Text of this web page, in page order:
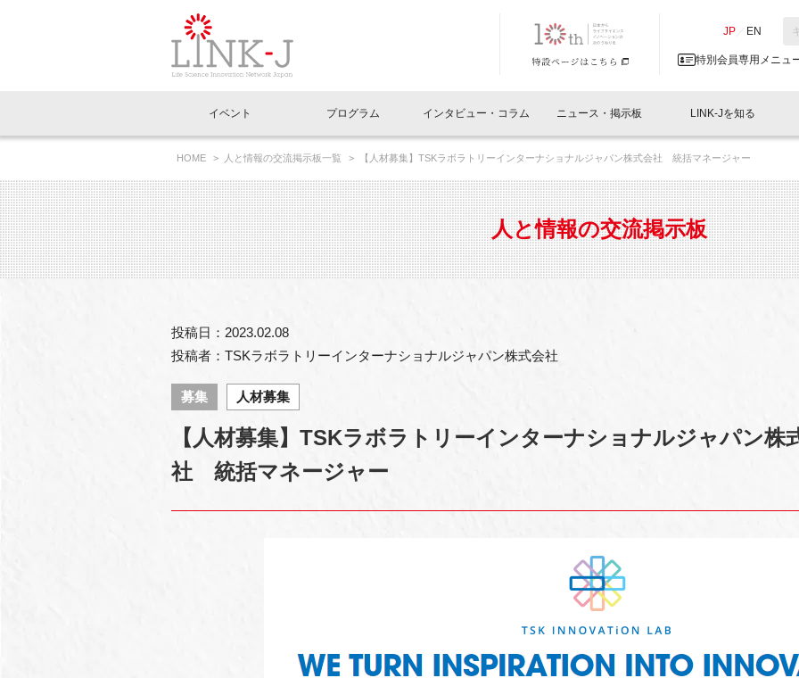
JP EN
特別会員専用メニュ
イベントお知らせメール登録
閉じる
イベント
イベント一覧
LINK-J主催・共催 特別会員開催
LINK-J協賛・協力 出展・参加
イベントレポート一覧
LINK-J主催・共催
LINK-J協賛・協力
プログラム
Out of Box相談室 What's "UNIKORN"？
インタビュー・コラム
インタビュー・コラム一覧
スペシャルインタビュー ベンチャーインタビュー 会報
連載コラム サポーターコラム 日本
ニュース・掲示板
ニュース一覧
トピック プレスリリース
メディア情報 海外関連
協賛・協力
人と情報の交流掲示板一覧
会員プレスリリース
募集
LINK-Jを知る
理事長挨拶 Why in Nihonbashi
国内外連携 サポーター紹介 事業
組織概要 パンフレット GTB
特別会員一覧 特別会員について 入会
専用メニューはこちら
ラウンジ・会議室 オフィス・ラボ 施設
アクセス
HOME 人と情報の交流掲示板一覧 【人材募集】TSKラボラトリーインターナショナルジャパン株式会社 統括マネージャー
人と情報の交流掲示板
投稿日：2023.02.08
投稿者：TSKラボラトリーインターナショナルジャパン株式会社
募集 人材募集
【人材募集】TSKラボラトリーインターナショナルジャパン株
社 統括マネージャー